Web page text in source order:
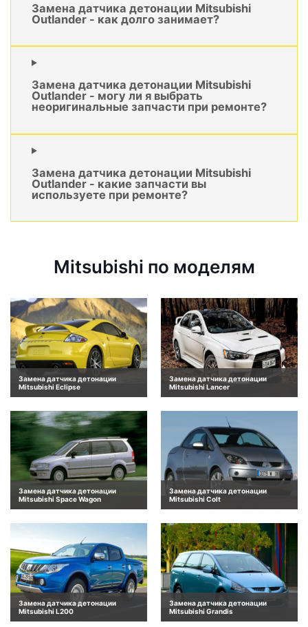
Замена датчика детонации Mitsubishi
Outlander - как долго занимает?
Замена датчика детонации Mitsubishi
Outlander - могу ли я выбрать
неоригинальные запчасти при ремонте?
Замена датчика детонации Mitsubishi
Outlander - какие запчасти вы
используете при ремонте?
Mitsubishi по моделям
Замена датчика детонации
Mitsubishi Eclipse
Замена датчика детонации
Mitsubishi Lancer
Замена датчика детонации
Mitsubishi Space Wagon
Замена датчика детонации
Mitsubishi Colt
Замена датчика детонации
Mitsubishi L200
Замена датчика детонации
Mitsubishi Grandis